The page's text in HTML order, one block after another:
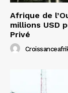
Afrique de
millions USD
Privé